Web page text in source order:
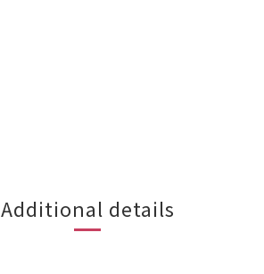
Additional details